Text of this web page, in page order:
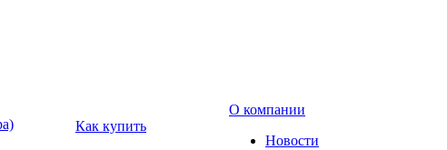
Как купить
О компании
Новости